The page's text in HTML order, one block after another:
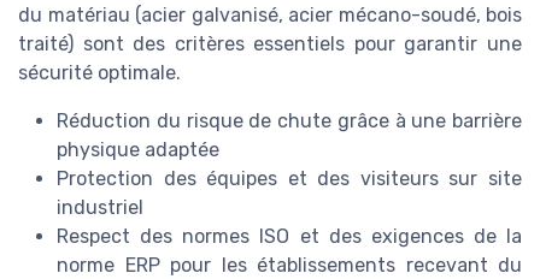
du matériau (acier galvanisé, acier mécano-soudé, bois
traité) sont des critères essentiels pour garantir une
sécurité optimale.
Réduction du risque de chute grâce à une barrière
physique adaptée
Protection des équipes et des visiteurs sur site
industriel
Respect des normes ISO et des exigences de la
norme ERP pour les établissements recevant du